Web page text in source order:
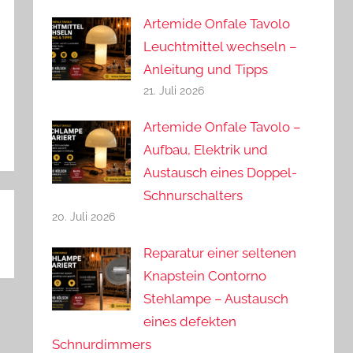
Artemide Onfale Tavolo
Leuchtmittel wechseln –
Anleitung und Tipps
21. Juli 2026
Artemide Onfale Tavolo –
Aufbau, Elektrik und
Austausch eines Doppel-
Schnurschalters
20. Juli 2026
Reparatur einer seltenen
Knapstein Contorno
Stehlampe – Austausch
eines defekten
Schnurdimmers